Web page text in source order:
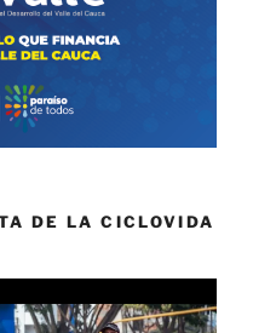
DE LA CICLOVIDA